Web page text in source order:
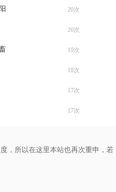
20次
20次
19次
18次
17次
17次
，所以在这里本站也再次重申，若